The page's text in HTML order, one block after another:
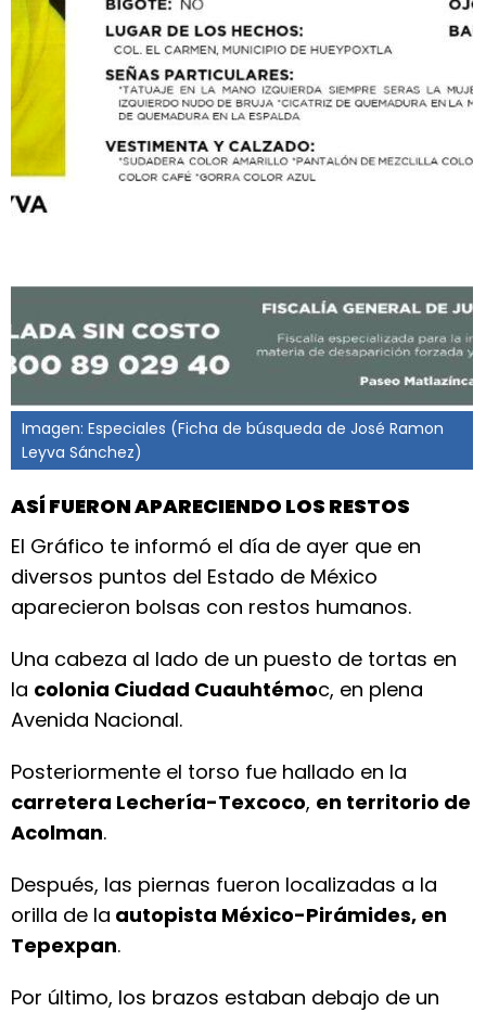
Imagen: Especiales (Ficha de búsqueda de José Ramon
Leyva Sánchez)
ASÍ FUERON APARECIENDO LOS RESTOS
El Gráfico te informó el día de ayer que en
diversos puntos del Estado de México
aparecieron bolsas con restos humanos.
Una cabeza al lado de un puesto de tortas en
la colonia Ciudad Cuauhtémoc, en plena
Avenida Nacional.
Posteriormente el torso fue hallado en la
carretera Lechería-Texcoco, en territorio de
Acolman.
Después, las piernas fueron localizadas a la
orilla de la autopista México-Pirámides, en
Tepexpan.
Por último, los brazos estaban debajo de un